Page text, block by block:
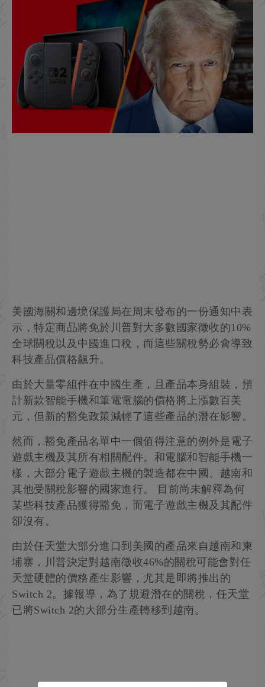
美國海關和邊境保護局在周末發布的一份通知中表
示，特定商品將免於川普對大多數國家徵收的10%
全球關稅以及中國進口稅，而這些關稅勢必會導致
科技產品價格飆升。
由於大量零組件在中國生產，且產品本身組裝，預
計新款智能手機和筆電電腦的價格將上漲數百美
元，但新的豁免政策減輕了這些產品的潛在影響。
然而，豁免產品名單中一個值得注意的例外是電子
遊戲主機及其所有相關配件。和電腦和智能手機一
樣，大部分電子遊戲主機的製造都在中國、越南和
其他受關稅影響的國家進行。 目前尚未解釋為何
某些科技產品獲得豁免，而電子遊戲主機及其配件
卻沒有。
由於任天堂大部分進口到美國的產品來自越南和柬
埔寨，川普決定對越南徵收46%的關稅可能會對任
天堂硬體的價格產生影響，尤其是即將推出的
Switch 2。據報導，為了規避潛在的關稅，任天堂
已將Switch 2的大部分生產轉移到越南。